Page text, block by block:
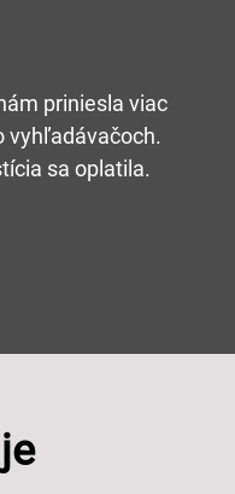
priniesla viac
vyhľadávačoch.
sa oplatila.